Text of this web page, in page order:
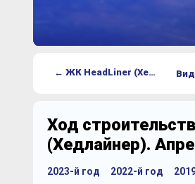
← ЖК HeadLiner (Хедлайнер)
Ход
(Хедлайнер).
2023-й год 2022-й год